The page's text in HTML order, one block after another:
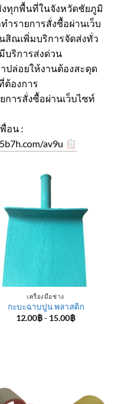
งทุกพื้นที่ในจังหวัดชัยภูมิ
ำรายการสั่งซื้อผ่านเว็บ
สิณเพิ่มบริการจัดส่งทั่ว
บริการส่งด่วน
ปล่อยให้งานต้องสะดุด
ต้องการ
การสั่งซื้อผ่านเว็บไซท์
อน :
av9u
เครื่องมือช่าง
กะบะฉาบปูน พลาสติก
12.00฿- 15.00฿